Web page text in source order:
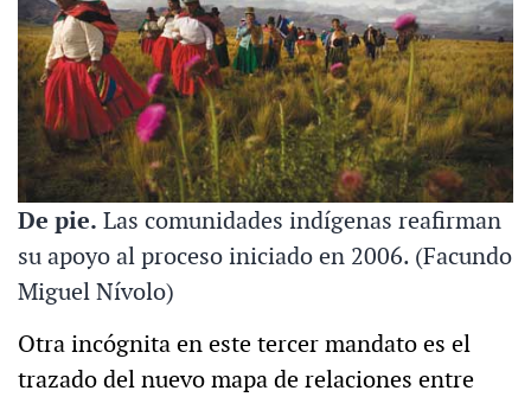
De pie. Las comunidades indígenas reafirman
su apoyo al proceso iniciado en 2006. (Facundo
Miguel Nívolo)
Otra incógnita en este tercer mandato es el
trazado del nuevo mapa de relaciones entre